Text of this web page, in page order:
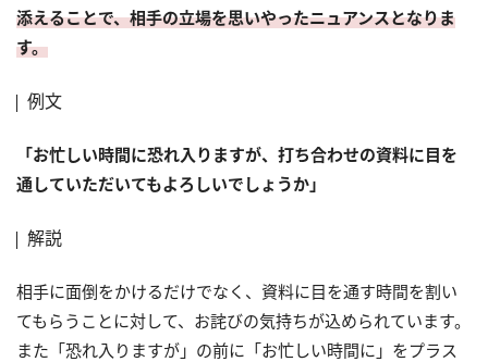
添えることで、相手の立場を思いやったニュアンスとなりま
す。
例文
「お忙しい時間に恐れ入りますが、打ち合わせの資料に目を
通していただいてもよろしいでしょうか」
解説
相手に面倒をかけるだけでなく、資料に目を通す時間を割い
てもらうことに対して、お詫びの気持ちが込められています。
また「恐れ入りますが」の前に「お忙しい時間に」をプラス